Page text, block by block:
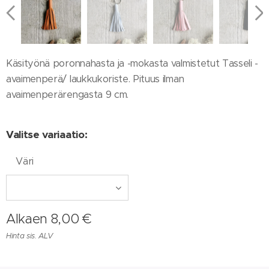
Käsityönä poronnahasta ja -mokasta valmistetut Tasseli -
avaimenperä/ laukkukoriste. Pituus ilman
avaimenperärengasta 9 cm.
Valitse variaatio:
Väri
Alkaen 8,00 €
Hinta sis. ALV